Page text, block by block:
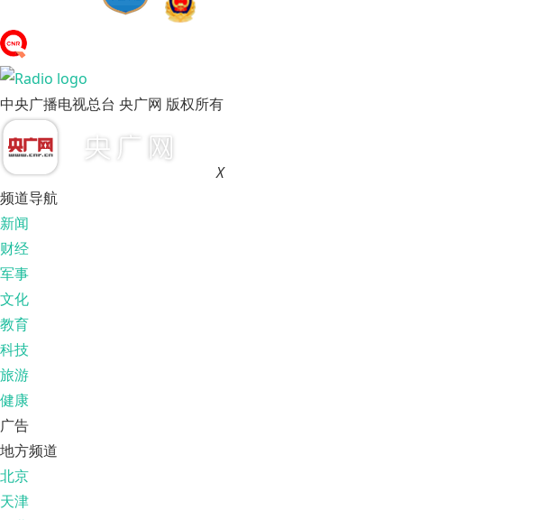
中央广播电视总台 央广网 版权所有
X
频道导航
新闻
财经
军事
文化
教育
科技
旅游
健康
广告
地方频道
北京
天津